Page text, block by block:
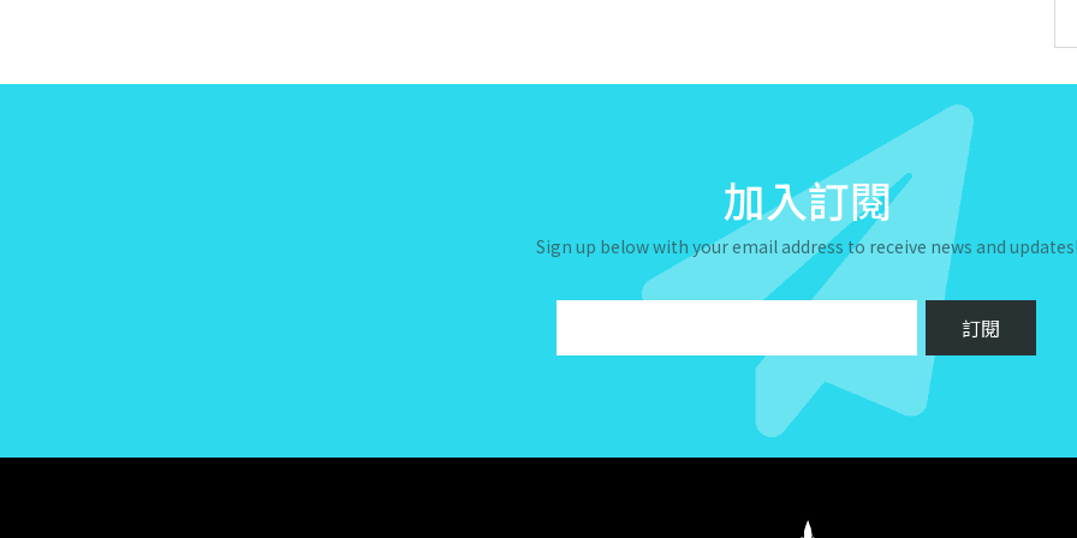
加入訂閱
Sign up below with your email address to receive news and